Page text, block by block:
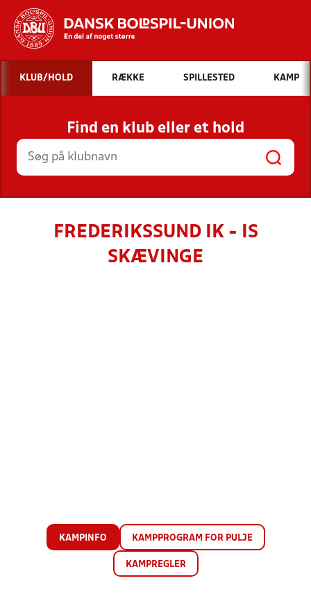
Hvad vil du søge efter?
INDHOLD OG NYHEDER
STILLINGER, RESULTATER, KLUBBER OG
HOLD
KLUB/HOLD RÆKKE SPILLESTED KAMP
Find en klub eller et hold
FREDERIKSSUND IK - IS
SKÆVINGE
KAMPINFO KAMPPROGRAM FOR PULJE
KAMPREGLER